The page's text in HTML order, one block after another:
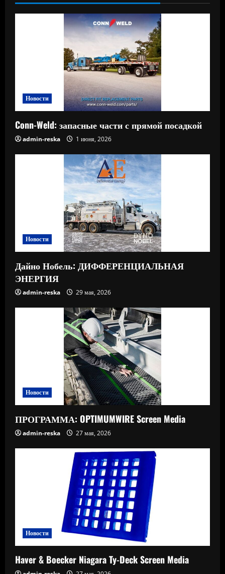
Новости
Conn-Weld: запасные части с прямой посадкой
admin-reska 1 июня, 2026
Новости
Дайно Нобель: ДИФФЕРЕНЦИАЛЬНАЯ
ЭНЕРГИЯ
admin-reska 29 мая, 2026
Новости
ПРОГРАММА: OPTIMUMWIRE Screen Media
admin-reska 27 мая, 2026
Новости
Haver & Boecker Niagara Ty-Deck Screen Media